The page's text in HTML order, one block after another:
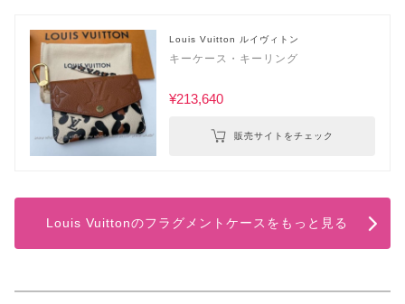
Louis Vuitton ルイヴィトン
キーケース・キーリング
¥213,640
販売サイトをチェック
Louis Vuittonのフラグメントケースをもっと見る